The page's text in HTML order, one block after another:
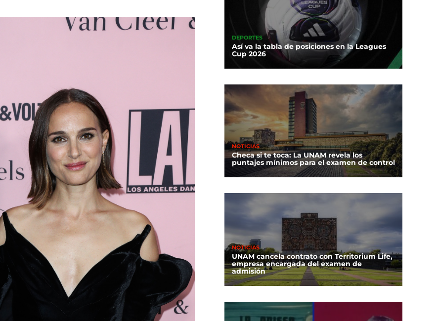
DEPORTES
Así va la tabla de posiciones en la Leagues
Cup 2026
NOTICIAS
Checa si te toca: La UNAM revela los
puntajes mínimos para el examen de control
NOTICIAS
UNAM cancela contrato con Territorium Life,
empresa encargada del examen de
admisión